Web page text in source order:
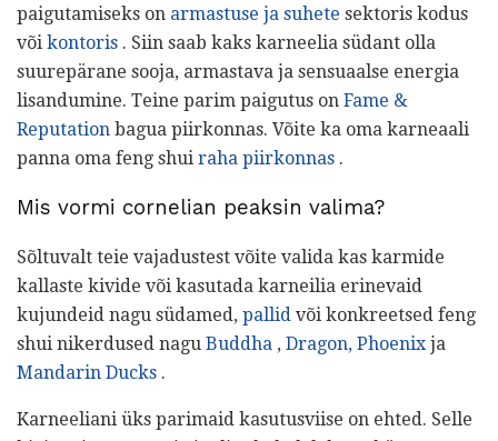
paigutamiseks on armastuse ja suhete sektoris kodus
või kontoris . Siin saab kaks karneelia südant olla
suurepärane sooja, armastava ja sensuaalse energia
lisandumine. Teine parim paigutus on Fame &
Reputation bagua piirkonnas. Võite ka oma karneaali
panna oma feng shui raha piirkonnas .
Mis vormi cornelian peaksin valima?
Sõltuvalt teie vajadustest võite valida kas karmide
kallaste kivide või kasutada karneilia erinevaid
kujundeid nagu südamed, pallid või konkreetsed feng
shui nikerdused nagu Buddha , Dragon, Phoenixja
Mandarin Ducks .
Karneeliani üks parimaid kasutusviise on ehted. Selle